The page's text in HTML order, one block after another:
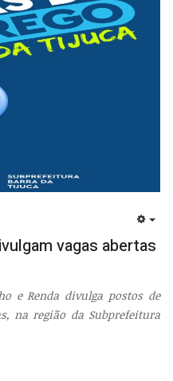
vagas abertas
e Renda divulga postos de
na região da Subprefeitura